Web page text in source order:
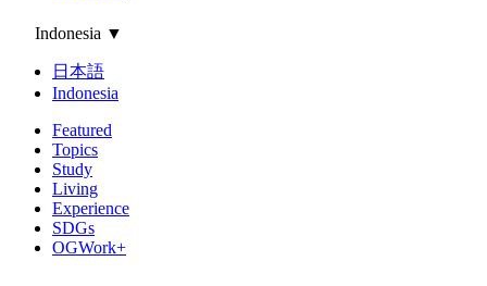
Indonesia ▼
日本語
Indonesia
Featured
Topics
Study
Living
Experience
SDGs
OGWork+